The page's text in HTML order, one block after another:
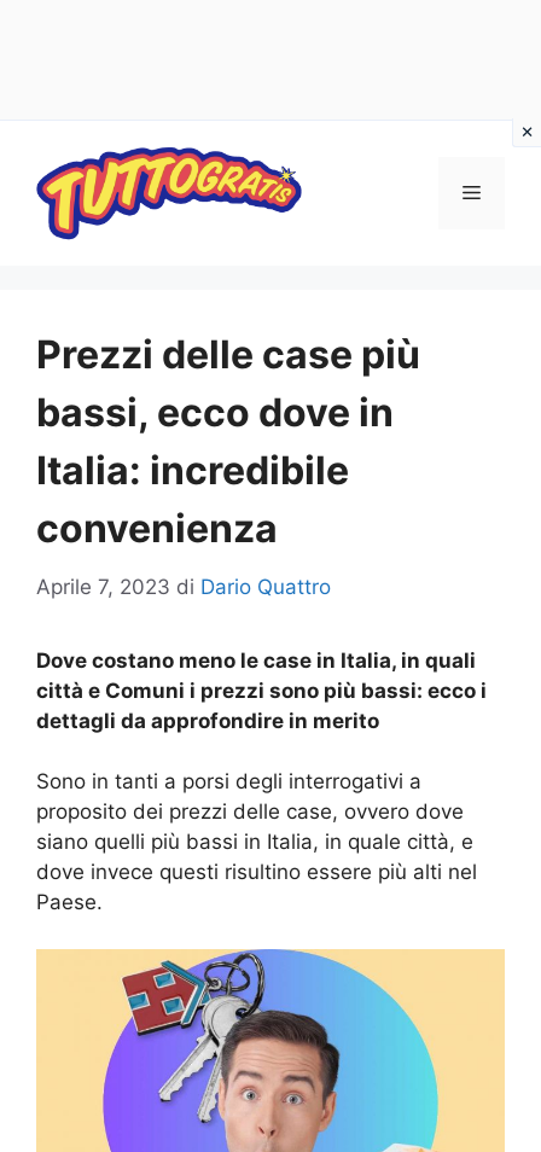
contenuto
Menu
Prezzi delle case più
bassi, ecco dove in
Italia: incredibile
convenienza
Aprile 7, 2023 di Dario Quattro
Dove costano meno le case in Italia, in quali
città e Comuni i prezzi sono più bassi: ecco i
dettagli da approfondire in merito
Sono in tanti a porsi degli interrogativi a
proposito dei prezzi delle case, ovvero dove
siano quelli più bassi in Italia, in quale città, e
dove invece questi risultino essere più alti nel
Paese.